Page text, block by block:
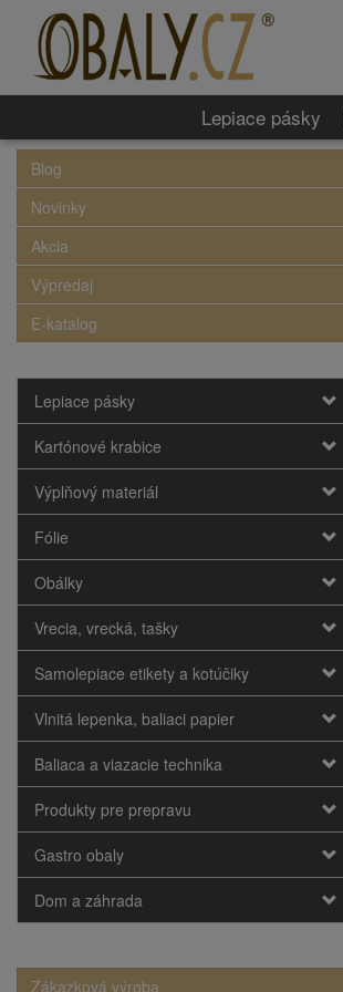
Lepiace pásky
Blog
Novinky
Akcia
Výpredaj
E-katalog
Lepiace pásky
Kartónové krabice
Výplňový materiál
Fólie
Obálky
Vrecia, vrecká, tašky
Samolepiace etikety a kotúčiky
Vlnitá lepenka, baliaci papier
Baliaca a viazacie technika
Produkty pre prepravu
Gastro obaly
Dom a záhrada
Zákazková výroba